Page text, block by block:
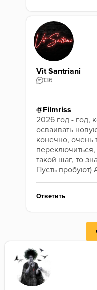
Vit Santriani
136
@Filmriss
2026 год - год,
осваивать
конечно, очень
такой шаг, то
Пусть пробуют)
Ответить